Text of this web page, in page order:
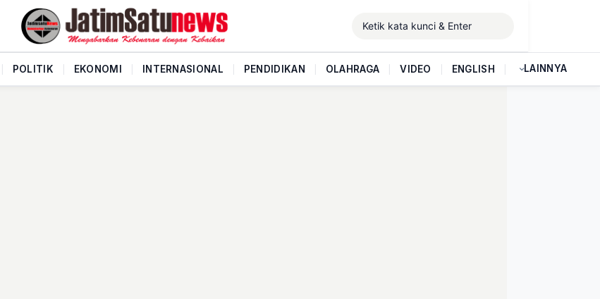
POLITIK EKONOMI INTERNASIONAL PENDIDIKAN OLAHRAGA VIDEO ENGLISH LAINNYA